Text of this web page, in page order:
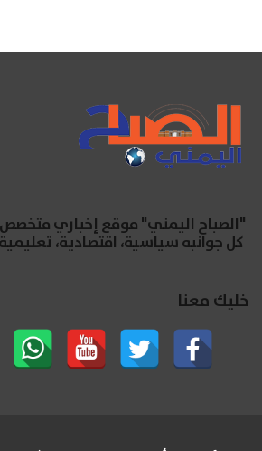
"الصباح اليمني" موقع إخباري
كل جوانبه سياسية، اقتصادية،
خليك معنا